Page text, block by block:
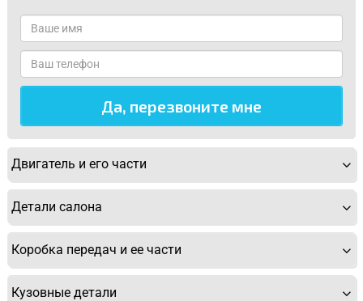
Двигатель и его части
Детали салона
Коробка передач и ее части
Кузовные детали